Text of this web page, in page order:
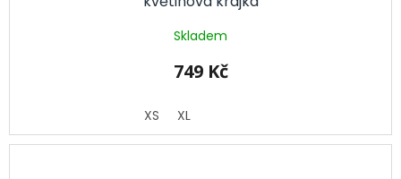
Skladem
749 Kč
XS XL